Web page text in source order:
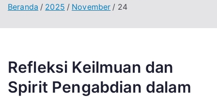
Beranda 2025 November 24
Refleksi Keilmuan dan
Spirit Pengabdian dalam